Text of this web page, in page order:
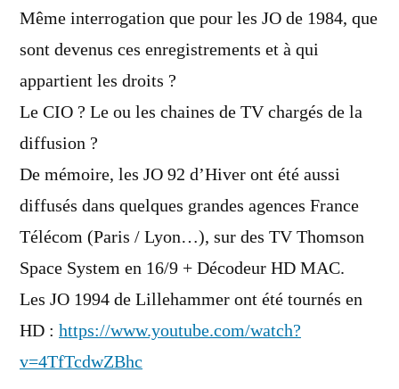
Même interrogation que pour les JO de 1984, que
sont devenus ces enregistrements et à qui
appartient les droits ?
Le CIO ? Le ou les chaines de TV chargés de la
diffusion ?
De mémoire, les JO 92 d’Hiver ont été aussi
diffusés dans quelques grandes agences France
Télécom (Paris / Lyon…), sur des TV Thomson
Space System en 16/9 + Décodeur HD MAC.
Les JO 1994 de Lillehammer ont été tournés en
HD : https://www.youtube.com/watch?
v=4TfTcdwZBhc